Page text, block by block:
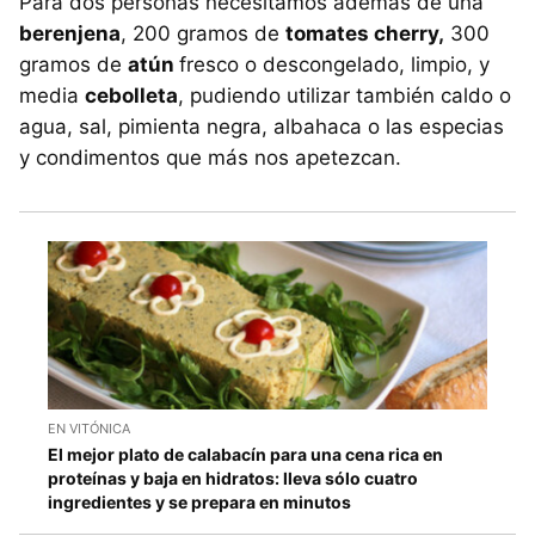
berenjena, 200 gramos de tomates cherry, 300
gramos de atún fresco o descongelado, limpio, y
media cebolleta, pudiendo utilizar también caldo o
agua, sal, pimienta negra, albahaca o las especias
y condimentos que más nos apetezcan.
EN VITÓNICA
El mejor plato de calabacín para una cena rica en
proteínas y baja en hidratos: lleva sólo cuatro
ingredientes y se prepara en minutos